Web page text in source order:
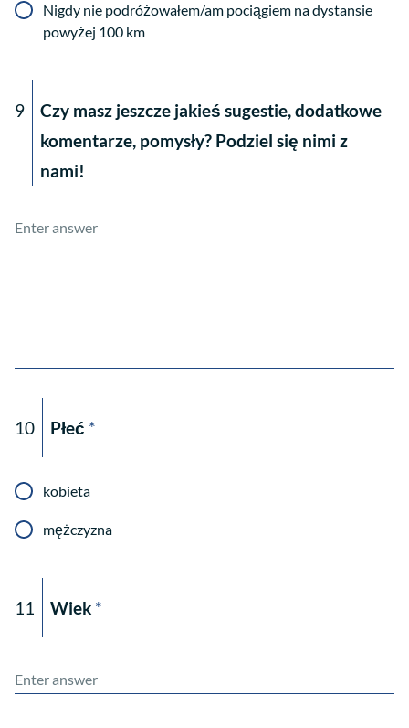
Nigdy nie podróżowałem/am pociągiem na dystansie
powyżej 100 km
9
Czy masz jeszcze jakieś sugestie, dodatkowe
komentarze, pomysły? Podziel się nimi z
nami!
10 Płeć *
kobieta
mężczyzna
11 Wiek *